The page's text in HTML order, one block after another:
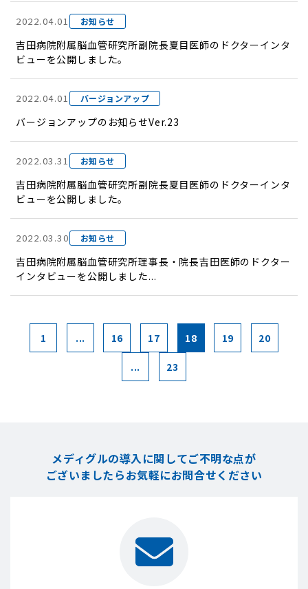
2022.04.01 お知らせ
吉田病院附属脳血管研究所副院長夏目医師のドクターインタ
ビューを公開しました。
2022.04.01 バージョンアップ
バージョンアップのお知らせVer.23
2022.03.31 お知らせ
吉田病院附属脳血管研究所副院長夏目医師のドクターインタ
ビューを公開しました。
2022.03.30 お知らせ
吉田病院附属脳血管研究所理事長・院長吉田医師のドクター
インタビューを公開しました...
1 ... 16 17 18 19 20
... 23
メディグルの導入に関してご不明な点が
ございましたらお気軽にお問合せください